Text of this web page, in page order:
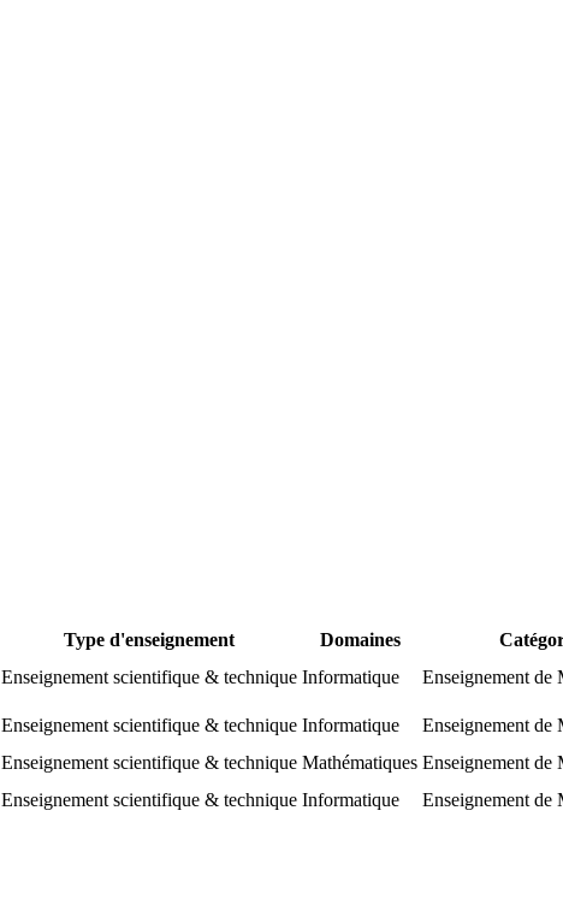
Type d'enseignement Domaines
Enseignement scientifique & technique Informatique Enseignement de
Enseignement scientifique & technique Informatique Enseignement de
Enseignement scientifique & technique Mathématiques Enseignement de
Enseignement scientifique & technique Informatique Enseignement de